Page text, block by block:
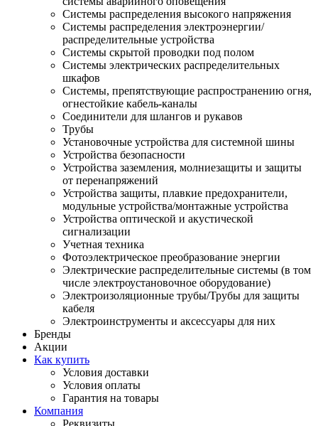
Системы распределения высокого напряжения
Системы распределения электроэнергии/
распределительные устройства
Системы скрытой проводки под полом
Системы электрических распределительных
шкафов
Системы, препятствующие распространению огня,
огнестойкие кабель-каналы
Соединители для шлангов и рукавов
Трубы
Установочные устройства для системной шины
Устройства безопасности
Устройства заземления, молниезащиты и защиты
от перенапряжений
Устройства защиты, плавкие предохранители,
модульные устройства/монтажные устройства
Устройства оптической и акустической
сигнализации
Учетная техника
Фотоэлектрическое преобразование энергии
Электрические распределительные системы (в том
числе электроустановочное оборудование)
Электроизоляционные трубы/Трубы для защиты
кабеля
Электроинструменты и аксессуары для них
Бренды
Акции
Как купить
Условия доставки
Условия оплаты
Гарантия на товары
Компания
Реквизиты